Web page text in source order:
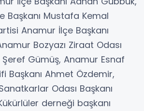
Başkanı Mustafa Kemal
Anamur İlçe Başkanı
Bozyazı Ziraat Odası
Gümüş, Anamur Esnaf
Başkanı Ahmet Özdemir,
Odası Başkanı
derneği başkanı